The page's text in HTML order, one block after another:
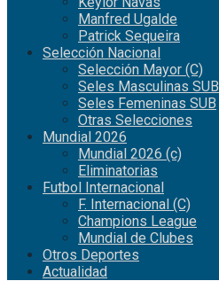
Manfred Ugalde
Patrick Sequeira
Selección Nacional
Selección Mayor (C)
Seles Masculinas SUB
Seles Femeninas SUB
Otras Selecciones
Mundial 2026
Mundial 2026 (c)
Eliminatorias
Futbol Internacional
F. Internacional (C)
Champions League
Mundial de Clubes
Otros Deportes
Actualidad